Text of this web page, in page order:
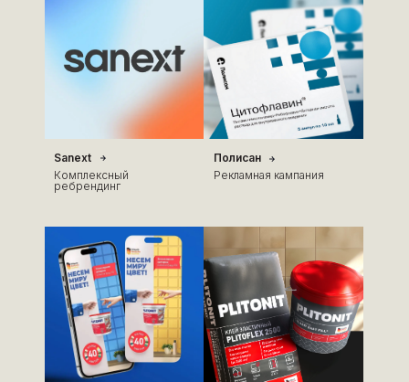
Sanext
Комплексный
ребрендинг
Полисан
Рекламная кампания